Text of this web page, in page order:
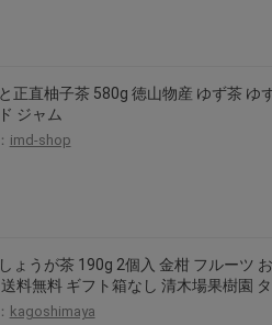
年8月31日晚上23:59結束。
發放「$10 Letao Dollar」至會員帳戶
Dollar」。
動，若要參加APP加碼活動，可掃瞄
30日之晚上23:59。
「門票、優惠券、住宿券、禮券、儲
。
價格不符、缺貨、非Letao因素(退貨
正直柚子茶 580g 徳山物産 ゆず茶 ゆ
ジャム
imd-shop
ょうが茶 190g 2個入 金柑 フルーツ
料無料 ギフト箱なし 清木場果樹園
kagoshimaya